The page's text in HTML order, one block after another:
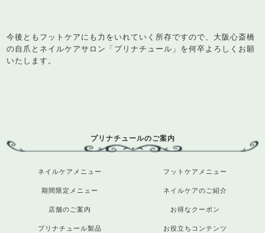
今後ともフットケアにも力をいれていく所存ですので、大阪心斎橋
の自爪とネイルケアサロン「プリナチュール」を何卒よろしくお願
いたします。
プリナチュールのご案内
ネイルケアメニュー フットケアメニュー
期間限定メニュー ネイルケアのご紹介
店舗のご案内 お得なクーポン
プリナチュール製品 お役立ちコンテンツ